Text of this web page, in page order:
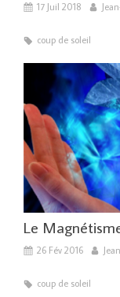
17 Juil 2018
coup de soleil
Le
26 Fév 2016
coup de soleil